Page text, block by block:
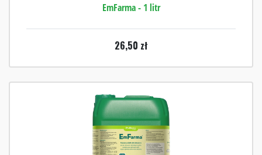
EmFarma - 1 litr
26,50 zł